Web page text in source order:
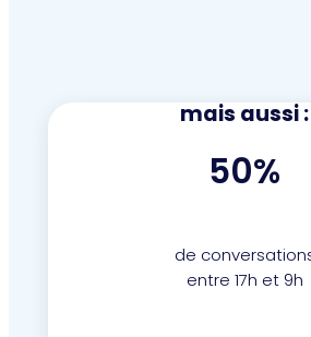
mais aussi :
50%
de
entre 17h et 9h